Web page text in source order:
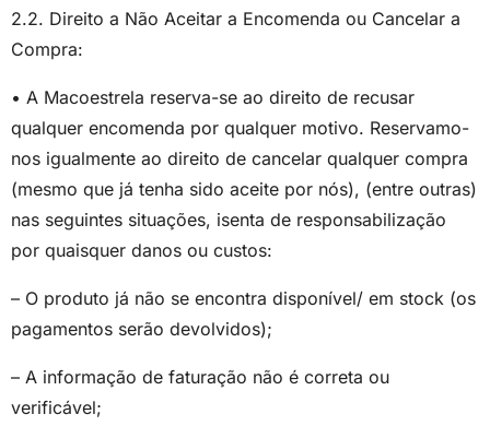
2.2. Direito a Não Aceitar a Encomenda ou Cancelar a
Compra:
• A Macoestrela reserva-se ao direito de recusar
qualquer encomenda por qualquer motivo. Reservamo-
nos igualmente ao direito de cancelar qualquer compra
(mesmo que já tenha sido aceite por nós), (entre outras)
nas seguintes situações, isenta de responsabilização
por quaisquer danos ou custos:
– O produto já não se encontra disponível/ em stock (os
pagamentos serão devolvidos);
– A informação de faturação não é correta ou
verificável;